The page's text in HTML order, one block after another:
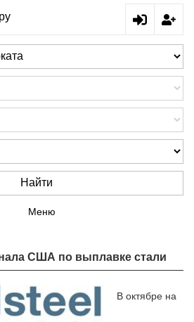
Найти
Меню
США по выплавке стали
В октябре на